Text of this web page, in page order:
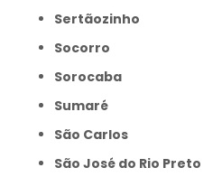
Sertãozinho
Socorro
Sorocaba
Sumaré
São Carlos
São José do Rio Preto